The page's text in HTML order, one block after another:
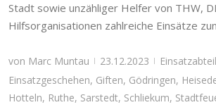
Stadt sowie unzähliger Helfer von THW,
Hilfsorganisationen zahlreiche Einsätze
von Marc Muntau | 23.12.2023 |
Einsatzgeschehen, Giften, Gödringen,
Hotteln, Ruthe, Sarstedt, Schliekum,